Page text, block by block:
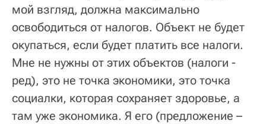
мой взгляд, должна максимально
освободиться от налогов. Объект не будет
окупаться, если будет платить все налоги.
Мне не нужны от этих объектов (налоги -
ред), это не точка экономики, это точка
социалки, которая сохраняет здоровье, а
там уже экономика. Я его (предложение –